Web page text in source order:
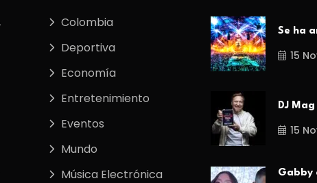
Colombia
Deportiva
Economía
Entretenimiento
Eventos
Mundo
Música Electrónica
Se ha
15
DJ Mag
15
Gabby